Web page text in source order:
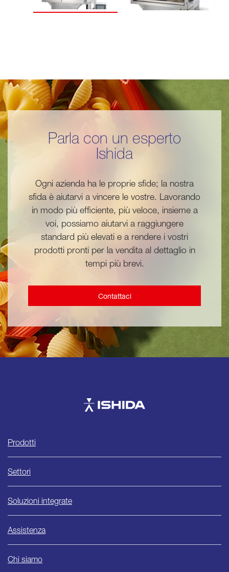
Parla con un esperto
Ishida
Ogni azienda ha le proprie sfide; la nostra
sfida è aiutarvi a vincere le vostre. Lavorando
in modo più efficiente, più veloce, insieme a
voi, possiamo aiutarvi a raggiungere
standard più elevati e a rendere i vostri
prodotti pronti per la vendita al dettaglio in
tempi più brevi.
Contattaci
Ishida
Prodotti
Settori
Soluzioni integrate
Assistenza
Chi siamo